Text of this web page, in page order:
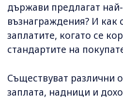
държави предлагат
възнаграждения? И как
заплатите, когато се
стандартите на
Съществуват различни
заплата, надници и